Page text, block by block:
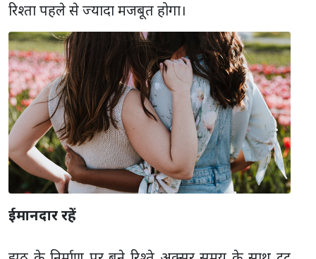
रिश्ता पहले से ज्यादा मजबूत होगा।
ईमानदार रहें